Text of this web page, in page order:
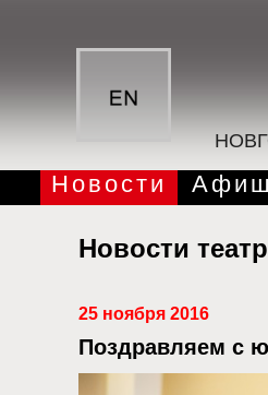
Новости
Новости
25 ноября 2016
Поздравляем с